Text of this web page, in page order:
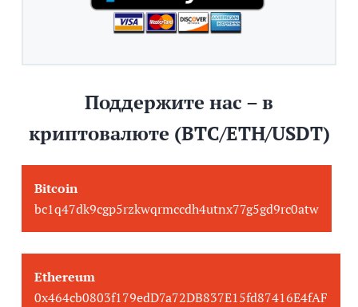
Поддержите нас – в
криптовалюте (BTC/ETH/USDT)
Bitcoin
bc1q47dk9cgp5rzkwqrmccdh4utnx77g5gd9rc0atw
Ethereum
0x464cb0803f179edD7a72DB837E15fd87416E4fAF